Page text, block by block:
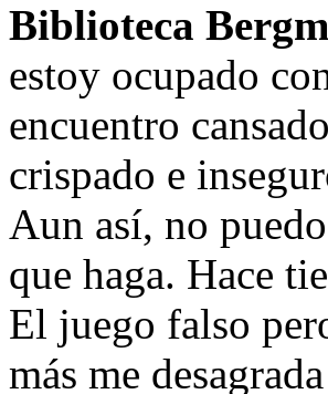
Biblioteca
estoy ocupado
encuentro
crispado e
Aun así, no
que haga. Hace
El juego falso
más me